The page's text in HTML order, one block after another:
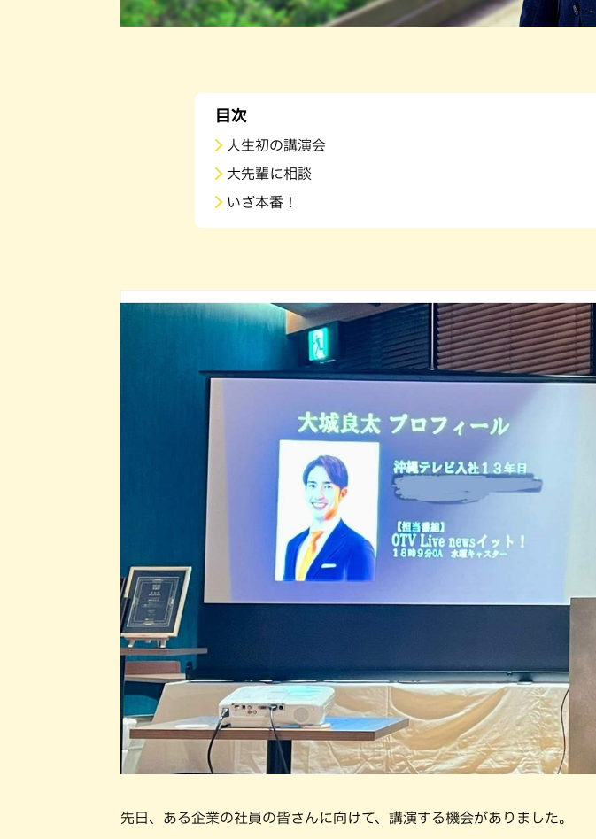
目次
人生初の講演会
大先輩に相談
いざ本番！
先日、ある企業の社員の皆さんに向けて、講演する機会がありました。